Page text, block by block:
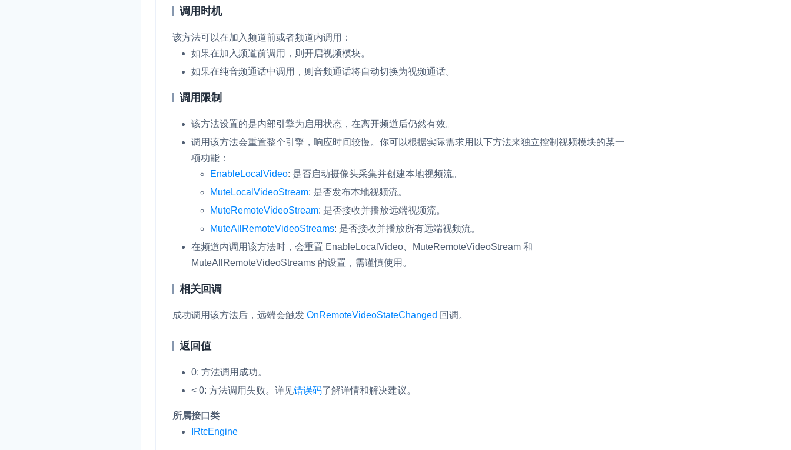
调用时机
该方法可以在加入频道前或者频道内调用：
如果在加入频道前调用，则开启视频模块。
如果在纯音频通话中调用，则音频通话将自动切换为视频通话。
调用限制
该方法设置的是内部引擎为启用状态，在离开频道后仍然有效。
调用该方法会重置整个引擎，响应时间较慢。你可以根据实际需求用以下方法来独立控制视频模块的某一
项功能：
EnableLocalVideo: 是否启动摄像头采集并创建本地视频流。
MuteLocalVideoStream: 是否发布本地视频流。
MuteRemoteVideoStream: 是否接收并播放远端视频流。
MuteAllRemoteVideoStreams: 是否接收并播放所有远端视频流。
在频道内调用该方法时，会重置 EnableLocalVideo MuteRemoteVideoStream 和
MuteAllRemoteVideoStreams 的设置，需谨慎使用。
相关回调
成功调用该方法后，远端会触发 OnRemoteVideoStateChanged 回调。
返回值
0: 方法调用成功。
< 0: 方法调用失败。 详见错误码了解详情和解决建议。
所属接口类
IRtcEngine